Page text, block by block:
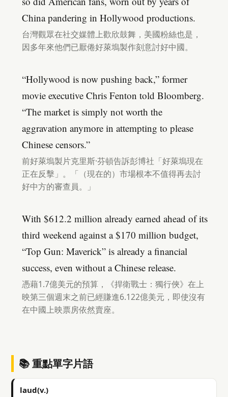
China pandering in Hollywood productions.
台灣觀眾在社交媒體上歡欣鼓舞，美國粉絲也是，
因多年來他們已厭倦好萊塢製作刻意討好中國。
“Hollywood is now pushing back,” former
movie executive Chris Fenton told Bloomberg.
“The market is simply not worth the
aggravation anymore in attempting to please
Chinese censors.”
前好萊塢製片克里斯·芬頓告訴彭博社「好萊塢現在
正在反擊」。「（現在的）市場根本不值得再去討
好中方的審查員。」
With $612.2 million already earned ahead of its
third weekend against a $170 million budget,
“Top Gun: Maverick” is already a financial
success, even without a Chinese release.
憑藉1.7億美元的預算，《捍衛戰士：獨行俠》在上
映第三個週末之前已經賺進6.122億美元，即使沒有
在中國上映票房依然賣座。
📚 重點單字片語
laud(v.)